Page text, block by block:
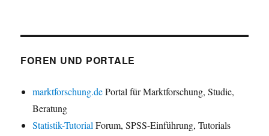
FOREN UND PORTALE
marktforschung.dePortal für Marktforschung, Studie,
Beratung
Statistik-Tutorial Forum, SPSS-Einführung, Tutorials